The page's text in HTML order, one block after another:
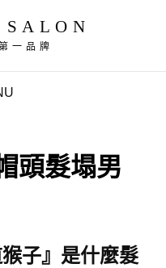
一品牌
頭髮塌男
子』是什麼髮